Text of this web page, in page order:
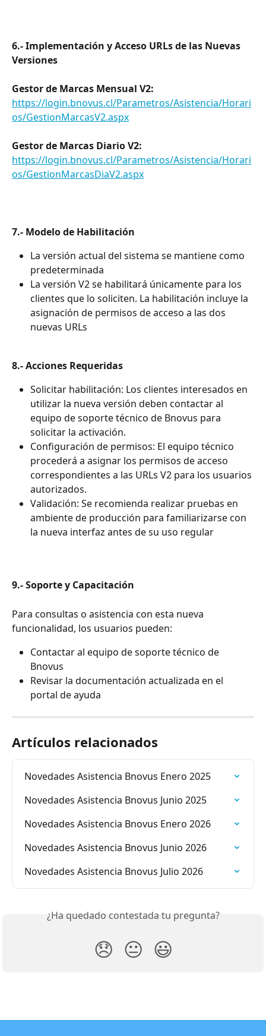
6.- Implementación y Acceso URLs de las Nuevas
Versiones
Gestor de Marcas Mensual V2:
https://login.bnovus.cl/Parametros/Asistencia/Horari
os/GestionMarcasV2.aspx
Gestor de Marcas Diario V2:
https://login.bnovus.cl/Parametros/Asistencia/Horari
os/GestionMarcasDiaV2.aspx
7.- Modelo de Habilitación
La versión actual del sistema se mantiene como
predeterminada
La versión V2 se habilitará únicamente para los
clientes que lo soliciten. La habilitación incluye la
asignación de permisos de acceso a las dos
nuevas URLs
8.- Acciones Requeridas
Solicitar habilitación: Los clientes interesados en
utilizar la nueva versión deben contactar al
equipo de soporte técnico de Bnovus para
solicitar la activación.
Configuración de permisos: El equipo técnico
procederá a asignar los permisos de acceso
correspondientes a las URLs V2 para los usuarios
autorizados.
Validación: Se recomienda realizar pruebas en
ambiente de producción para familiarizarse con
la nueva interfaz antes de su uso regular
9.- Soporte y Capacitación
Para consultas o asistencia con esta nueva
funcionalidad, los usuarios pueden:
Contactar al equipo de soporte técnico de
Bnovus
Revisar la documentación actualizada en el
portal de ayuda
Artículos relacionados
Novedades Asistencia Bnovus Enero 2025
Novedades Asistencia Bnovus Junio 2025
Novedades Asistencia Bnovus Enero 2026
Novedades Asistencia Bnovus Junio 2026
Novedades Asistencia Bnovus Julio 2026
¿Ha quedado contestada tu pregunta?
😞 😐 😃